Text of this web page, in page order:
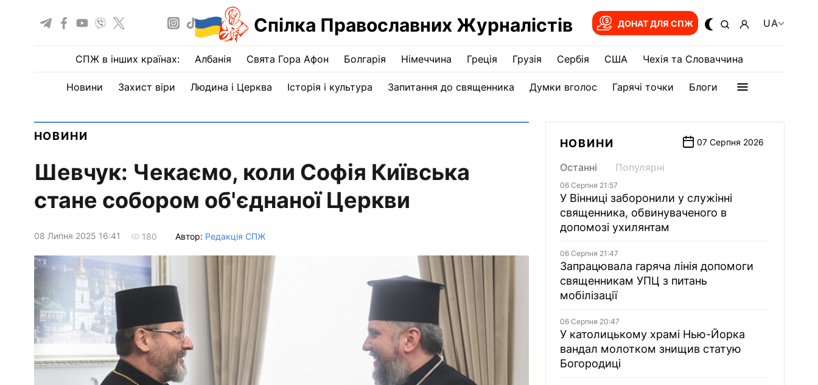
Спілка Православних Журналістів ДОНАТ ДЛЯ СПЖ UA
СПЖ в інших країнах: Албанія Свята Гора Афон Болгарія Німеччина Греція Грузія Сербія США Чехія та Словаччина
Новини Захист віри Людина і Церква Історія і культура Запитання до священника Думки вголос Гарячі точки Блоги
НОВИНИ
Шевчук: Чекаємо, коли Софія Київська
стане собором об'єднаної Церкви
08 Липня 2025 16:41 180 Автор: Редакція СПЖ
НОВИНИ 07 Серпня 2026
Останні Популярні
06 Серпня 21:57
У Вінниці заборонили у служінні
священника, обвинуваченого в
допомозі ухилянтам
06 Серпня 21:47
Запрацювала гаряча лінія допомоги
священникам УПЦ з питань
мобілізації
06 Серпня 20:47
У католицькому храмі Нью-Йорка
вандал молотком знищив статую
Богородиці